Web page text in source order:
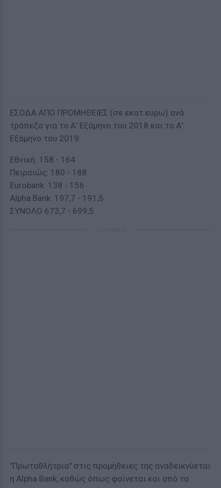
ΕΣΟΔΑ ΑΠΟ ΠΡΟΜΗΘΕΙΕΣ (σε εκατ.ευρω) ανά
τράπεζα για το Α' Εξάμηνο του 2018 και το Α'
Εξάμηνο του 2019.
Εθνική: 158 - 164
Πειραιώς: 180 - 188
Εurobank: 138 - 156
Alpha Bank: 197,7 - 191,5
ΣΥΝΟΛΟ 673,7 - 699,5
"Πρωταθλήτρια" στις προμήθειες της αναδεικνύεται
η Alpha Bank, καθώς όπως φαίνεται και από τα